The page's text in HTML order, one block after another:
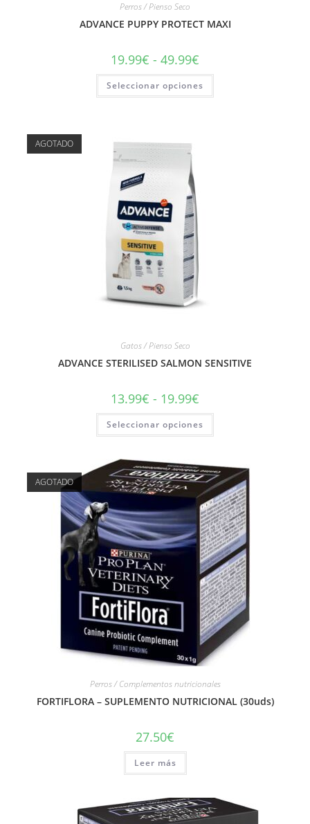
Perros / Pienso Seco
ADVANCE PUPPY PROTECT MAXI
19.99€ - 49.99€
Seleccionar opciones
AGOTADO
Gatos / Pienso Seco
ADVANCE STERILISED SALMON SENSITIVE
13.99€ - 19.99€
Seleccionar opciones
AGOTADO
Perros / Complementos nutricionales
FORTIFLORA – SUPLEMENTO NUTRICIONAL (30uds)
27.50€
Leer más